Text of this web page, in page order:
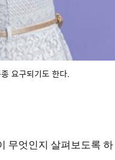
요구되기도 한다.
무엇인지 살펴보도록 하